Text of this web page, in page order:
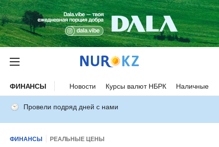
ФИНАНСЫ Новости Курсы валют НБРК Наличные
Провели подряд дней с нами
ФИНАНСЫ РЕАЛЬНЫЕ ЦЕНЫ